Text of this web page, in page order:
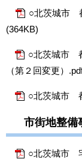
○北茨城市
(364KB)
○北茨城市
（第２回変更）
○北茨城市
市街地整備
○北茨城市